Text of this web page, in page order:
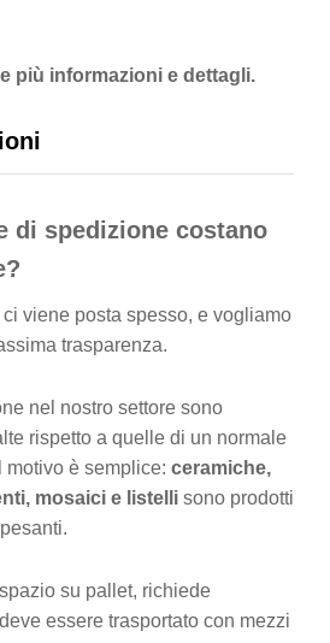
più informazioni e dettagli.
di spedizione costano
viene posta spesso, e vogliamo
trasparenza.
nel nostro settore sono
rispetto a quelle di un normale
motivo è semplice: ceramiche,
mosaici e listelli sono prodotti
su pallet, richiede
essere trasportato con mezzi